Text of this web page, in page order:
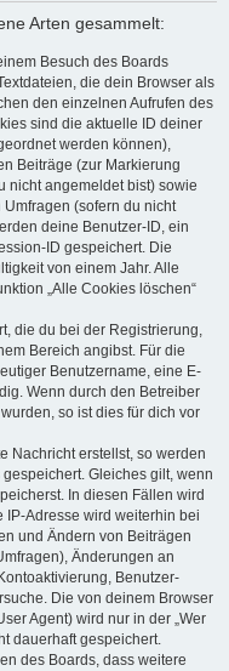
Arten gesammelt:
Besuch des Boards
die dein Browser als
den einzelnen Aufrufen des
sind die aktuelle ID deiner
werden können),
Beiträge (zur Markierung
nicht angemeldet bist) sowie
(sofern du nicht
deine Benutzer-ID, ein
ID gespeichert. Die
von einem Jahr. Alle
„Alle Cookies löschen“
die du bei der Registrierung,
Bereich angibst. Für die
Benutzername, eine E-
Wenn durch den Betreiber
so ist dies für dich vor
Nachricht erstellst, so werden
Gleiches gilt, wenn
In diesen Fällen wird
Adresse wird weiterhin bei
und Ändern von Beiträgen
Änderungen an
Benutzer-
Die von deinem Browser
Agent) wird nur in der „Wer
dauerhaft gespeichert.
des Boards, dass weitere